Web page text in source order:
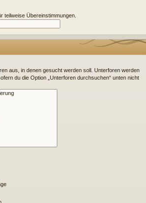
teilweise Übereinstimmungen.
aus, in denen gesucht werden soll. Unterforen werden
du die Option „Unterforen durchsuchen“ unten nicht